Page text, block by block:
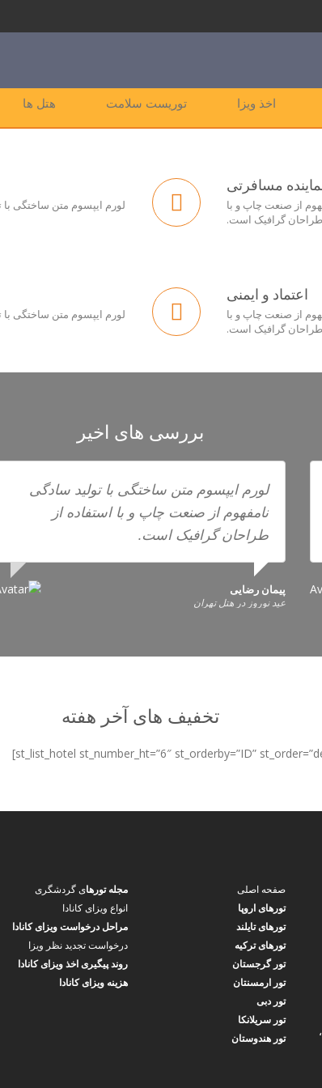
هتل ها توریست سلامت اخذ ویزا
لورم ایپسوم متن ساختگی
مسافرتی
از صنعت چاپ و با
طراحان گرافیک است.
لورم ایپسوم متن ساختگی
اعتماد و ایمنی
از صنعت چاپ و با
طراحان گرافیک است.
بررسی های اخیر
لورم ایپسوم متن ساختگی با تولید سادگی
نامفهوم از صنعت چاپ و با استفاده از
طراحان گرافیک است.
پیمان رضایی
عید نوروز در هتل تهران
تخفیف های آخر هفته
مجله تورهای گردشگری
انواع ویزای کانادا
مراحل درخواست ویزای کانادا
درخواست تجدید نظر ویزا
روند پیگیری اخذ ویزای کانادا
هزینه ویزای کانادا
صفحه اصلی
تورهای اروپا
تورهای تایلند
تورهای ترکیه
تور گرجستان
تور ارمسنتان
تور دبی
تور سریلانکا
تور هندوستان
نشانی: میرداماد، بین مصدق جنوبی و شمس تبریزی،ساختمان میلاد، پلاک ۲۴۶،